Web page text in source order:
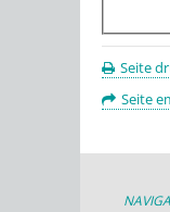
Seite
Seite